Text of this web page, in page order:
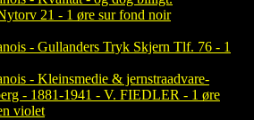
21 - 1 øre sur fond noir
- Gullanders Tryk Skjern Tlf. 76 - 1
- Kleinsmedie & jernstraadvare-
- 1881-1941 - V. FIEDLER - 1 øre
violet